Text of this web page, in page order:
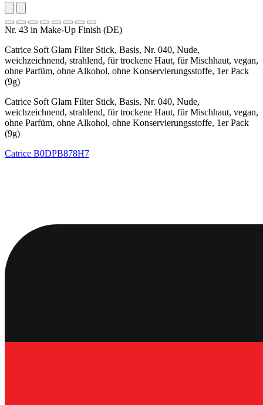
Nr. 43 in Make-Up Finish (DE)
Catrice Soft Glam Filter Stick, Basis, Nr. 040, Nude,
weichzeichnend, strahlend, für trockene Haut, für Mischhaut, vegan,
ohne Parfüm, ohne Alkohol, ohne Konservierungsstoffe, 1er Pack
(9g)
Catrice Soft Glam Filter Stick, Basis, Nr. 040, Nude,
weichzeichnend, strahlend, für trockene Haut, für Mischhaut, vegan,
ohne Parfüm, ohne Alkohol, ohne Konservierungsstoffe, 1er Pack
(9g)
Catrice B0DPB878H7